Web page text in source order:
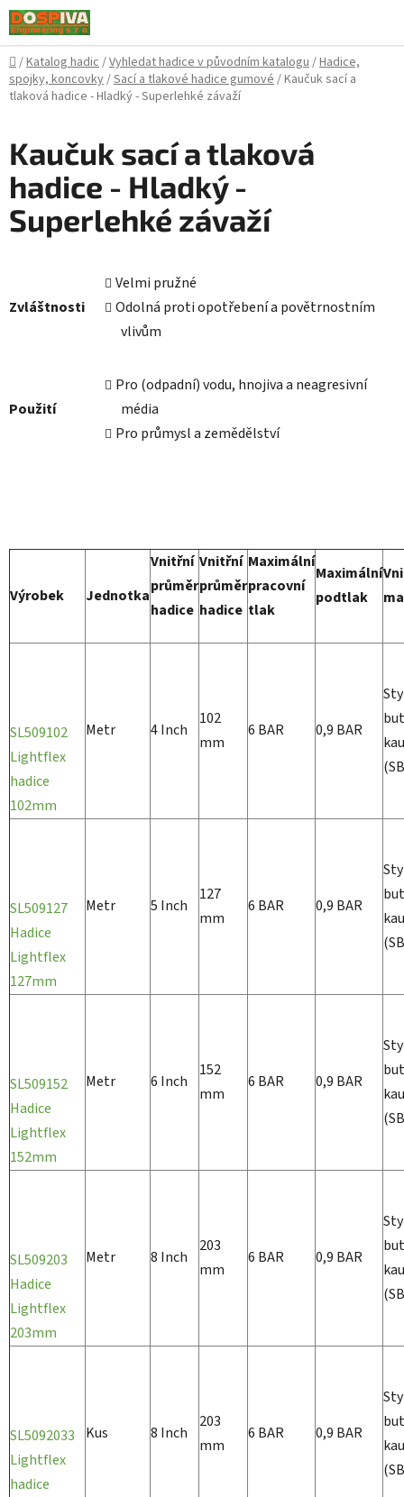
Přejít
na
obsah
Domů
/Katalog hadic/Vyhledat hadice v původním katalogu/Hadice,
spojky, koncovky/Sací a tlakové hadice gumové/Kaučuk sací a
tlaková hadice - Hladký - Superlehké závaží
Kaučuk sací a tlaková
hadice - Hladký -
Superlehké závaží
Zvláštnosti
Velmi pružné
Odolná proti opotřebení a povětrnostním
vlivům
Použití
Pro (odpadní) vodu, hnojiva a neagresivní
média
Pro průmysl a zemědělství
Výrobek Jednotka
Vnitřní
průměr
hadice
Vnitřní
průměr
hadice
Maximální
pracovní
tlak
Maximální
podtlak
SL509102
Lightflex
hadice
102mm
Metr 4 Inch
102
mm
6 BAR 0,9 BAR
SL509127
Hadice
Lightflex
127mm
Metr 5 Inch
127
mm
6 BAR 0,9 BAR
SL509152
Hadice
Lightflex
152mm
Metr 6 Inch
152
mm
6 BAR 0,9 BAR
SL509203
Hadice
Lightflex
203mm
Metr 8 Inch
203
mm
6 BAR 0,9 BAR
SL5092033
Lightflex
hadice
Kus 8 Inch
203
mm
6 BAR 0,9 BAR